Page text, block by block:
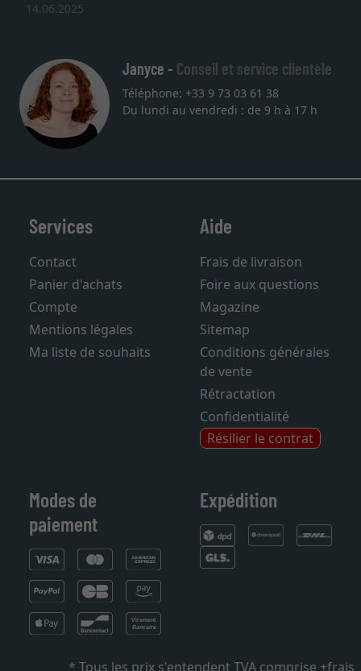
Janyce - Conseil et service clientèle
Téléphone: +33 9 73 03 61 38
Services
Contact
Panier d'achats
Compte
Mentions légales
Aide
Frais de livraison
Foire aux questions
Magazine
Sitemap
Conditions générales
de vente
Rétractation
Confidentialité
Résilier le contrat
Modes de
paiement
Expédition